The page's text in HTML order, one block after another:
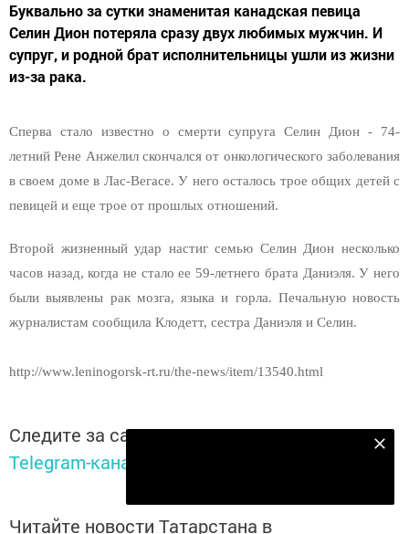
Буквально за сутки знаменитая канадская певица
Селин Дион потеряла сразу двух любимых мужчин. И
супруг, и родной брат исполнительницы ушли из жизни
из-за рака.
Сперва стало известно о смерти супруга Селин Дион - 74-
летний Рене Анжелил скончался от онкологического заболевания
в своем доме в Лас-Вегасе. У него осталось трое общих детей с
певицей и еще трое от прошлых отношений.
Второй жизненный удар настиг семью Селин Дион несколько
часов назад, когда не стало ее 59-летнего брата Даниэля. У него
были выявлены рак мозга, языка и горла. Печальную новость
журналистам сообщила Клодетт, сестра Даниэля и Селин.
http://www.leninogorsk-rt.ru/the-news/item/13540.html
Следите за самым важным и интересным в
Telegram-канале
Читайте новости Татарстана в